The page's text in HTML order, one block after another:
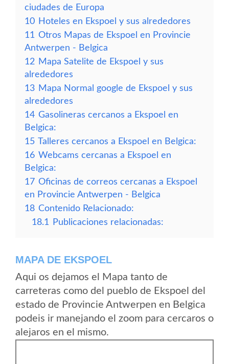
ciudades de Europa
10 Hoteles en Ekspoel y sus alrededores
11 Otros Mapas de Ekspoel en Provincie
Antwerpen - Belgica
12 Mapa Satelite de Ekspoel y sus
alrededores
13 Mapa Normal google de Ekspoel y sus
alrededores
14 Gasolineras cercanos a Ekspoel en
Belgica:
15 Talleres cercanos a Ekspoel en Belgica:
16 Webcams cercanas a Ekspoel en
Belgica:
17 Oficinas de correos cercanas a Ekspoel
en Provincie Antwerpen - Belgica
18 Contenido Relacionado:
18.1
Publicaciones relacionadas:
MAPA DE EKSPOEL
Aqui os dejamos el Mapa tanto de
carreteras como del pueblo de Ekspoel del
estado de Provincie Antwerpen en Belgica
podeis ir manejando el zoom para cercaros o
alejaros en el mismo.